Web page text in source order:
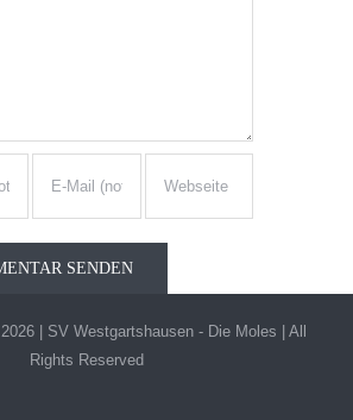
2026 | SV Westgartshausen - Die Moles | All
Rights Reserved